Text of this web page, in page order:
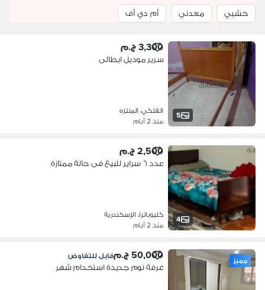
خشبي
معدني أم دي أف
5
3,300 ج.م
سرير موديل ايطالى
الفلكي، المنتزه
منذ 2 أيام
4
2,500 ج.م
عدد ٦ سراير للبيع فى حالة ممتازة
كليوباترا، الإسكندرية
منذ 2 أيام
مميز 50,000 ج.م قابل للتفاوض
غرفة نوم جديدة استخدام شهر